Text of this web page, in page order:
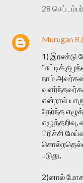
28
Murugan
1) இரண்டு
நாம்
என்றால்
தேர்ந்த
பிரிச்சி
படுது,
2)னால்